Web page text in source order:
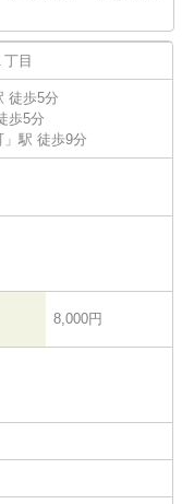
丁目
徒歩5分
歩5分
」駅 徒歩9分
8,000円